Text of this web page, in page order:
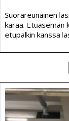
Suorareunainen
karaa. Etuaseman
etupalkin kanssa